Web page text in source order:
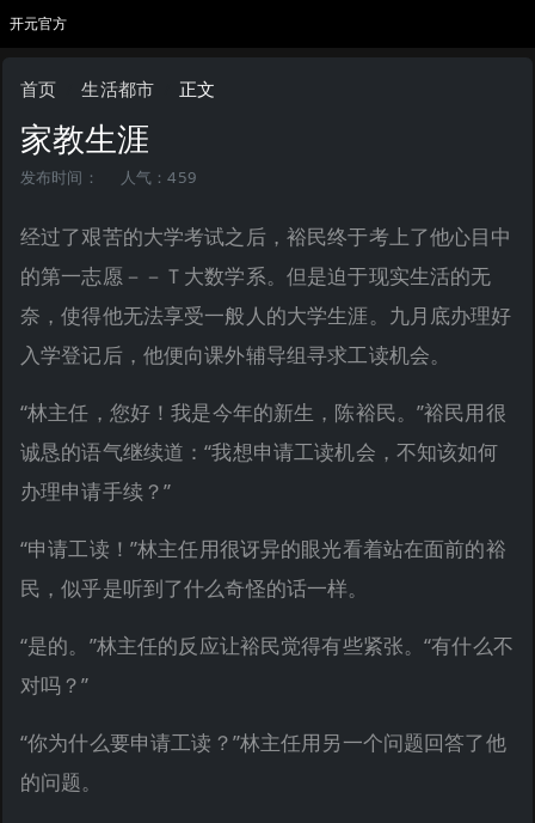
开元官方
首页 生活都市 正文
家教生涯
发布时间： 人气：459
经过了艰苦的大学考试之后，裕民终于考上了他心目中
的第一志愿－－Ｔ大数学系。但是迫于现实生活的无
奈，使得他无法享受一般人的大学生涯。九月底办理好
入学登记后，他便向课外辅导组寻求工读机会。
“林主任，您好！我是今年的新生，陈裕民。”裕民用很
诚恳的语气继续道：“我想申请工读机会，不知该如何
办理申请手续？”
“申请工读！”林主任用很讶异的眼光看着站在面前的裕
民，似乎是听到了什么奇怪的话一样。
“是的。”林主任的反应让裕民觉得有些紧张。“有什么不
对吗？”
“你为什么要申请工读？”林主任用另一个问题回答了他
的问题。